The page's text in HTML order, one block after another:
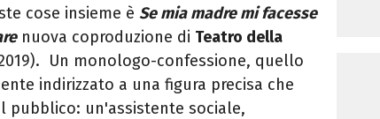
cose insieme è Se mia madre mi facesse
nuova coproduzione di Teatro della
Un monologo-confessione, quello
indirizzato a una figura precisa che
pubblico: un'assistente sociale,